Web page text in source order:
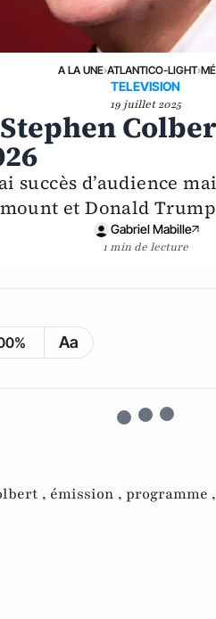
A LA UNE›ATLANTICO-LIGHT›
TELEVISION
19 juillet 2025
succès d’audience
et Donald
Gabriel Mabille
1 min de lecture
Aa
, émission , programme ,